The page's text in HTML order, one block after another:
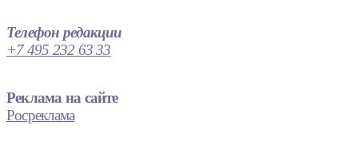
Телефон редакции
+7 495 232 63 33
Реклама на сайте
Росреклама